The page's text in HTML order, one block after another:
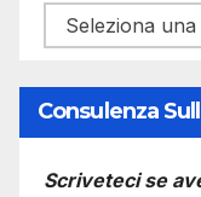
Categorie
Consulenza
Scriveteci se